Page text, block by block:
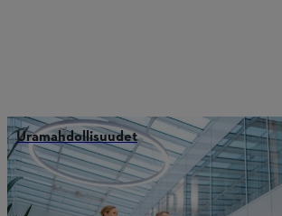
Uramahdollisuudet